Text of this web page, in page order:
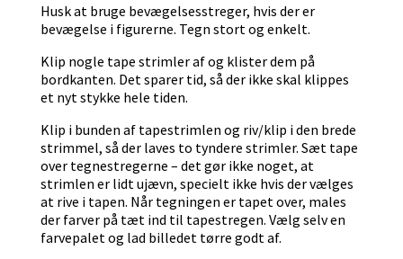
Husk at bruge bevægelsesstreger, hvis der er
bevægelse i figurerne. Tegn stort og enkelt.
Klip nogle tape strimler af og klister dem på
bordkanten. Det sparer tid, så der ikke skal klippes
et nyt stykke hele tiden.
Klip i bunden af tapestrimlen og riv/klip i den brede
strimmel, så der laves to tyndere strimler. Sæt tape
over tegnestregerne – det gør ikke noget, at
strimlen er lidt ujævn, specielt ikke hvis der vælges
at rive i tapen. Når tegningen er tapet over, males
der farver på tæt ind til tapestregen. Vælg selv en
farvepalet og lad billedet tørre godt af.